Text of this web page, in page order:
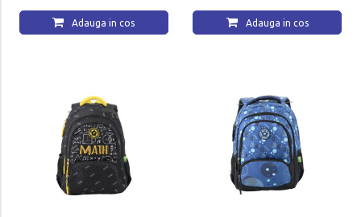
Adauga in cos Adauga in cos